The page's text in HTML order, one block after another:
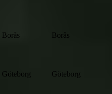
Borås
Borås
Göteborg Göteborg